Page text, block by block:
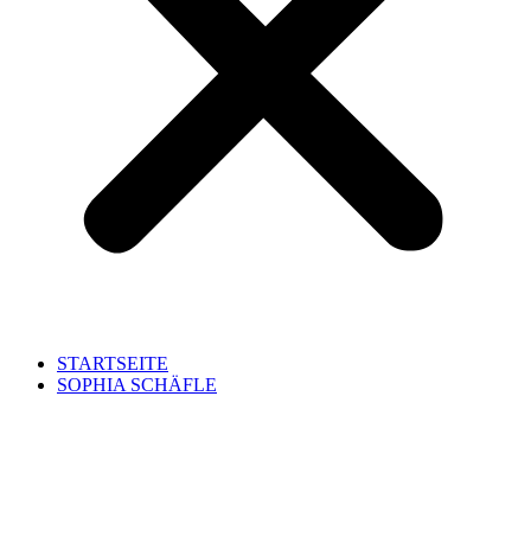
STARTSEITE
SOPHIA SCHÄFLE